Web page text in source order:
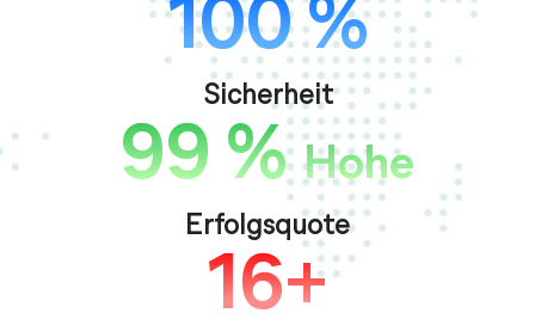
100 %
Sicherheit
99 %Hohe
Erfolgsquote
16+